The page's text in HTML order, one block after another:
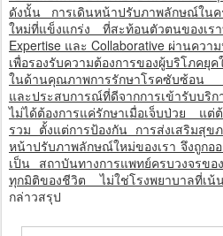
ดังนั้น การเดินหน้าปรับภาพลักษณ์ใน
ใหม่ที่แข็งแกร่ง ที่สะท้อนตัวตนของเ
Expertise และ Collaborative ผ่านควา
เพื่อรองรับความต้องการของผู้บริโภค
ในด้านคุณภาพการรักษาโรคซับซ้อน
และประสบการณ์ที่ดีจากการเข้ารับบริ
ไม่ได้ต้องการแค่รักษาเมื่อเจ็บป่วย แต่
รวม ตั้งแต่การป้องกัน การส่งเสริมสุ
หน้าปรับภาพลักษณ์ใหม่ของเรา จึงถูกอ
เป็น สถาบันทางการแพทย์ครบวงจรข
ทุกมิติของชีวิต ไม่ใช่โรงพยาบาลที่เน้น
กล่าวสรุป